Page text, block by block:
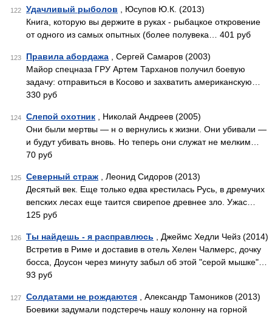
122 Удачливый рыболов , Юсупов Ю.К. (2013)
Книга, которую вы держите в руках - рыбацкое откровение
от одного из самых опытных (более полувека… 401 руб
123 Правила абордажа , Сергей Самаров (2003)
Майор спецназа ГРУ Артем Тарханов получил боевую
задачу: отправиться в Косово и захватить американскую…
330 руб
124 Слепой охотник , Николай Андреев (2005)
Они были мертвы — н o вернулись к жизни. Они убивали —
и будут убивать вновь. Но теперь они служат не мелким…
70 руб
125 Северный страж , Леонид Сидоров (2013)
Десятый век. Еще только едва крестилась Русь, в дремучих
вепских лесах еще таится свирепое древнее зло. Ужас…
125 руб
126 Ты найдешь - я расправлюсь , Джеймс Хедли Чейз (2014)
Встретив в Риме и доставив в отель Хелен Чалмерс, дочку
босса, Доусон через минуту забыл об этой "серой мышке"…
93 руб
127 Солдатами не рождаются , Александр Тамоников (2013)
Боевики задумали подстеречь нашу колонну на горной